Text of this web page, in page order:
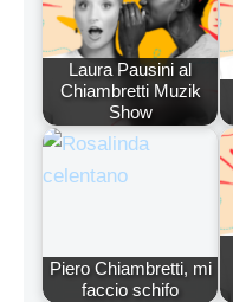
Laura Pausini al
Chiambretti Muzik
Show
Piero Chiambretti, mi
faccio schifo